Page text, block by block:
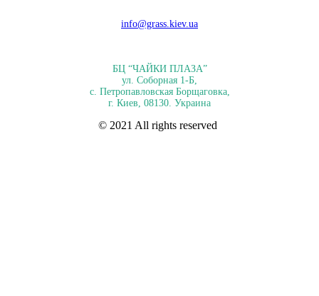
info@grass.kiev.ua
БЦ “ЧАЙКИ ПЛАЗА”
ул. Соборная 1-Б,
с. Петропавловская Борщаговка,
г. Киев, 08130. Украина
© 2021 All rights reserved